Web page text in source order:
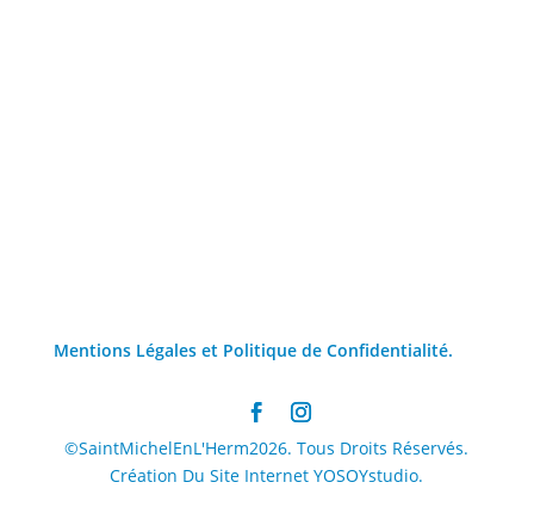
Mentions Légales et Politique de Confidentialité.
©SaintMichelEnL'Herm2026. Tous Droits Réservés.
Création Du Site Internet YOSOYstudio.